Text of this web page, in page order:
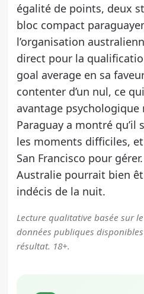
égalité de points, deux
bloc compact
l’organisation
direct pour la
goal average en sa
contenter d’un nul, ce
avantage psychologique
Paraguay a montré qu’il
les moments difficiles,
San Francisco pour
Australie pourrait bien
indécis de la nuit.
Lecture qualitative basée sur
données publiques
résultat. 18+.